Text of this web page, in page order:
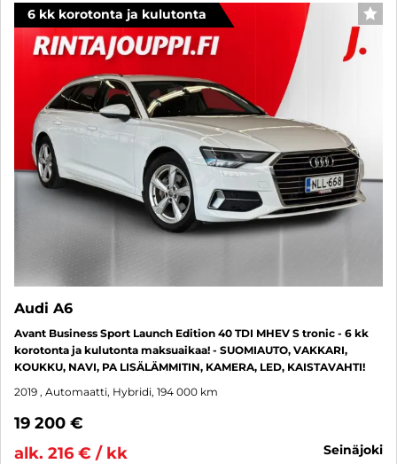
6 kk korotonta ja kulutonta
Audi A6
Avant Business Sport Launch Edition 40 TDI MHEV S tronic - 6 kk
korotonta ja kulutonta maksuaikaa! - SUOMIAUTO, VAKKARI,
KOUKKU, NAVI, PA LISÄLÄMMITIN, KAMERA, LED, KAISTAVAHTI!
2019 , Automaatti, Hybridi, 194 000 km
19 200 €
alk. 216 € / kk
seinäjoki